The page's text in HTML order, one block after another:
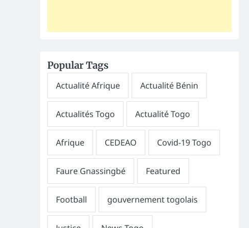
Popular Tags